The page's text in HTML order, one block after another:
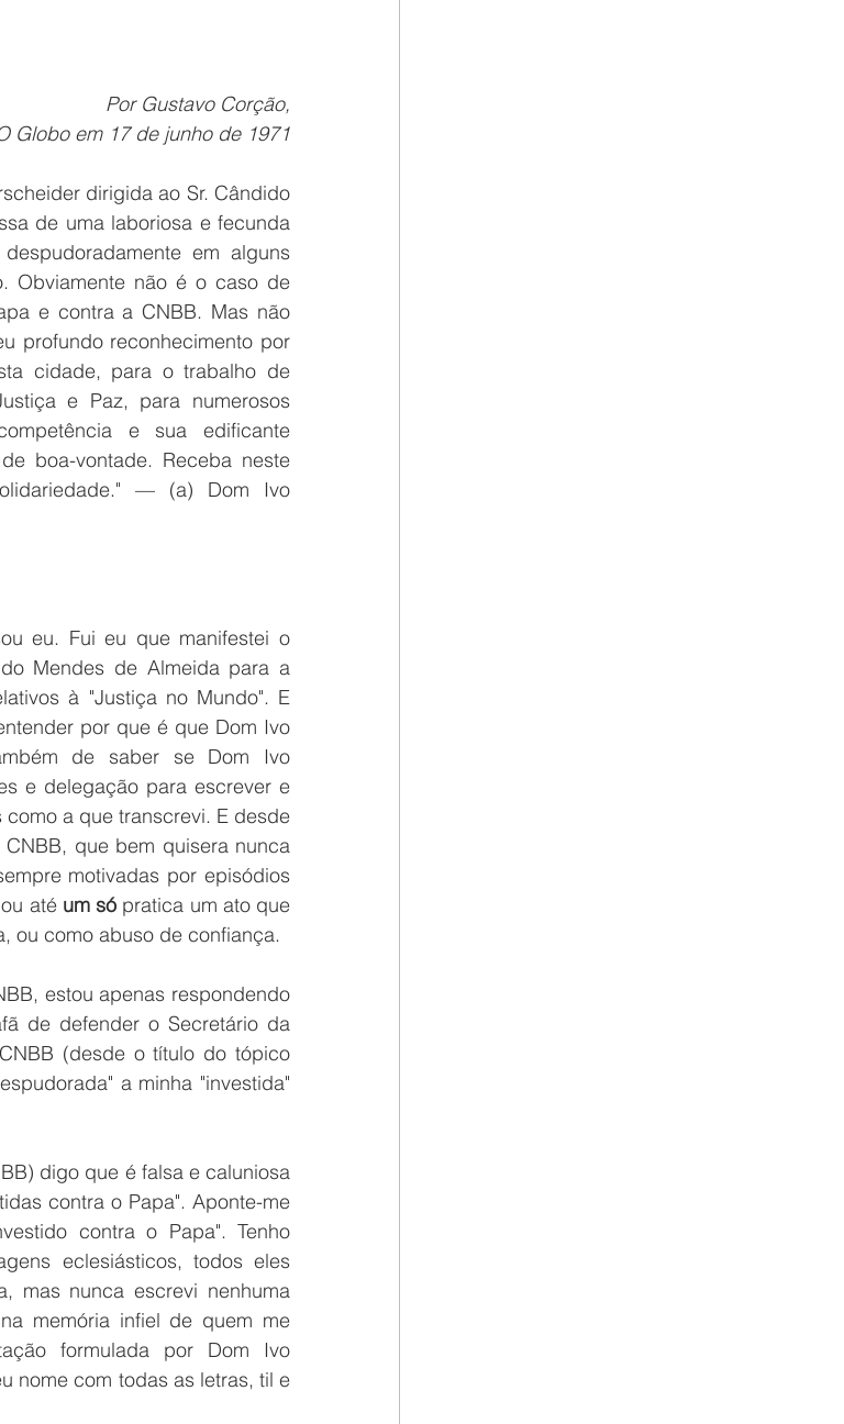
Por Gustavo Corção,
Globo em 17 de junho de 1971
dirigida ao Sr. Cândido
de uma laboriosa e fecunda
em alguns
Obviamente não é o caso de
e contra a CNBB. Mas não
profundo reconhecimento por
cidade, para o trabalho de
e Paz, para numerosos
e sua edificante
boa-vontade. Receba neste
— (a) Dom Ivo
eu. Fui eu que manifestei o
Mendes de Almeida para a
à "Justiça no Mundo". E
por que é que Dom Ivo
de saber se Dom Ivo
e delegação para escrever e
a que transcrevi. E desde
que bem quisera nunca
motivadas por episódios
ou até um só pratica um ato que
ou como abuso de confiança.
estou apenas respondendo
de defender o Secretário da
(desde o título do tópico
a minha "investida"
digo que é falsa e caluniosa
contra o Papa". Aponte-me
contra o Papa". Tenho
eclesiásticos, todos eles
mas nunca escrevi nenhuma
memória infiel de quem me
formulada por Dom Ivo
nome com todas as letras, til e